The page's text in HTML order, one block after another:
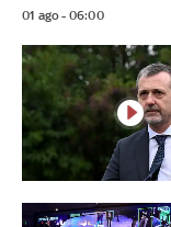
01 ago - 06:00